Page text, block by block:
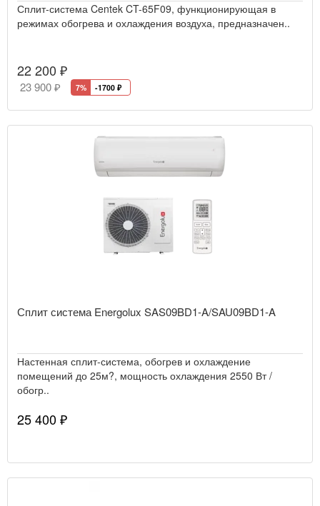
Сплит-система Centek CT-65F09, функционирующая в
режимах обогрева и охлаждения воздуха, предназначен..
22 200 ₽
23 900 ₽ 7% -1700 ₽
Сплит система Energolux SAS09BD1-A/SAU09BD1-A
Настенная сплит-система, обогрев и охлаждение
помещений до 25м?, мощность охлаждения 2550 Вт /
обогр..
25 400 ₽